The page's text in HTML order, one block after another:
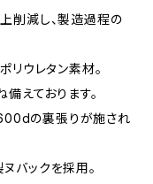
削減し、製造過程の
ウレタン素材。
えております。
600dの裏張りが施され
バックを採用。